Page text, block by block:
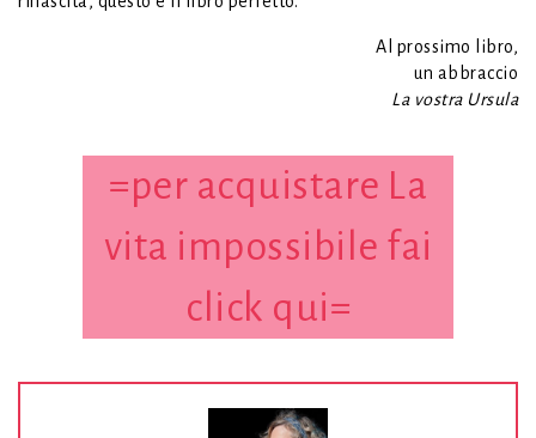
Al prossimo libro,
un abbraccio
La vostra Ursula
=per acquistare La
vita impossibile fai
click qui=